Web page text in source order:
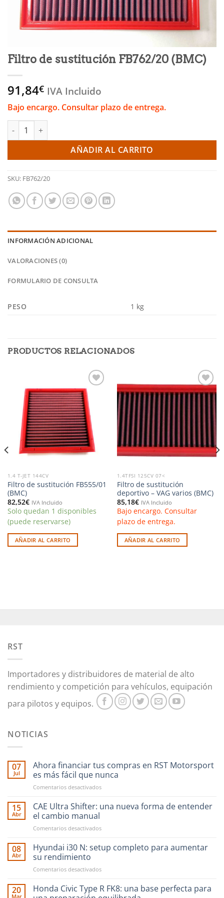
Filtro de sustitución FB762/20 (BMC)
91,84€ IVA Incluido
Bajo encargo. Consultar plazo de entrega.
Filtro de sustitución FB762/20 (BMC) cantidad
AÑADIR AL CARRITO
SKU: FB762/20
INFORMACIÓN ADICIONAL
VALORACIONES (0)
FORMULARIO DE CONSULTA
PESO 1 kg
PRODUCTOS RELACIONADOS
Añadir
a la
lista de
deseos
1.4 T-JET 144CV
Filtro de sustitución FB555/01
(BMC)
82,52€ IVA Incluido
Solo quedan 1 disponibles
(puede reservarse)
AÑADIR AL CARRITO
Añadir
1.4TFSI 125CV 07<
Filtro de sustitución
deportivo – VAG varios (BMC)
85,18€ IVA Incluido
Bajo encargo. Consultar
plazo de entrega.
AÑADIR AL CARRITO
RST
Importadores y distribuidores de material de alto
rendimiento y competición para vehículos, equipación
para pilotos y equipos.
NOTICIAS
07
Jul
Ahora financiar tus compras en RST Motorsport
es más fácil que nunca
Comentarios desactivadosen
financiar
tus
en
Motorsport
fácil
nunca
15
Abr
CAE Ultra Shifter: una nueva forma de entender
el cambio manual
Comentarios desactivadosen
Ultra
Shifter:
nueva
de
entender
08
Abr
Hyundai i30 N: setup completo para aumentar
su rendimiento
Comentarios desactivadosen
i30
N:
20
Mar
Honda Civic Type R FK8: una base perfecta para